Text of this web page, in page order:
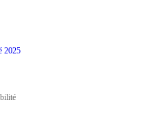
2025